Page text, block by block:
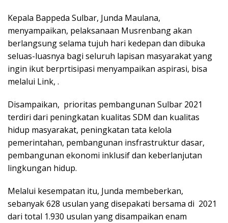
Kepala Bappeda Sulbar, Junda Maulana,
menyampaikan, pelaksanaan Musrenbang akan
berlangsung selama tujuh hari kedepan dan dibuka
seluas-luasnya bagi seluruh lapisan masyarakat yang
ingin ikut berprtisipasi menyampaikan aspirasi, bisa
melalui Link, .
Disampaikan, prioritas pembangunan Sulbar 2021
terdiri dari peningkatan kualitas SDM dan kualitas
hidup masyarakat, peningkatan tata kelola
pemerintahan, pembangunan insfrastruktur dasar,
pembangunan ekonomi inklusif dan keberlanjutan
lingkungan hidup.
Melalui kesempatan itu, Junda membeberkan,
sebanyak 628 usulan yang disepakati bersama di 2021
dari total 1.930 usulan yang disampaikan enam